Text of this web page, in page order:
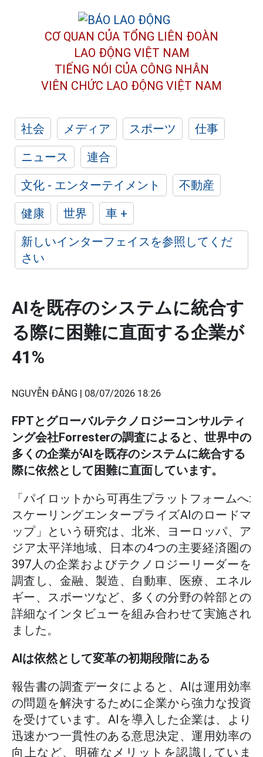
CƠ QUAN CỦA TỔNG LIÊN ĐOÀN
LAO ĐỘNG VIỆT NAM
TIẾNG NÓI CỦA CÔNG NHÂN
VIÊN CHỨC LAO ĐỘNG VIỆT NAM
社会 メディア スポーツ
仕事
ニュース
連合
文化 - エンターテイメント
不動産
健康
世界
車 +
新しいインターフェイスを参照してくだ
さい
AIを既存のシステムに統合す
る際に困難に直面する企業が
41%
NGUYỄN ĐĂNG | 08/07/2026 18:26
FPTとグローバルテクノロジーコンサルティ
ング会社Forresterの調査によると、世界中の
多くの企業がAIを既存のシステムに統合する
際に依然として困難に直面しています。
「パイロットから可再生プラットフォームへ:
スケーリングエンタープライズAIのロードマ
ップ」という研究は、北米、ヨーロッパ、ア
ジア太平洋地域、日本の4つの主要経済圏の
397人の企業およびテクノロジーリーダーを
調査し、金融、製造、自動車、医療、エネル
ギー、スポーツなど、多くの分野の幹部との
詳細なインタビューを組み合わせて実施され
ました。
AIは依然として変革の初期段階にある
報告書の調査データによると、AIは運用効率
の問題を解決するために企業から強力な投資
を受けています。AIを導入した企業は、より
迅速かつ一貫性のある意思決定、運用効率の
向上など、明確なメリットを認識していま